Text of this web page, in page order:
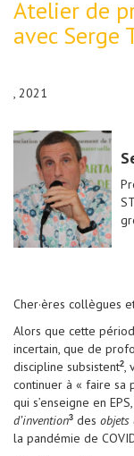
Atelier de
avec Serge
, 2021
Cher·ères collègues
Alors que cette
incertain, que de
discipline subsistent2,
continuer à « faire sa
qui s’enseigne en
d’invention3 des objets
la pandémie de